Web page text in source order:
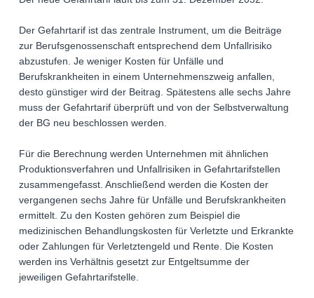
Der Gefahrtarif ist das zentrale Instrument, um die Beiträge
zur Berufsgenossenschaft entsprechend dem Unfallrisiko
abzustufen. Je weniger Kosten für Unfälle und
Berufskrankheiten in einem Unternehmenszweig anfallen,
desto günstiger wird der Beitrag. Spätestens alle sechs Jahre
muss der Gefahrtarif überprüft und von der Selbstverwaltung
der BG neu beschlossen werden.
Für die Berechnung werden Unternehmen mit ähnlichen
Produktionsverfahren und Unfallrisiken in Gefahrtarifstellen
zusammengefasst. Anschließend werden die Kosten der
vergangenen sechs Jahre für Unfälle und Berufskrankheiten
ermittelt. Zu den Kosten gehören zum Beispiel die
medizinischen Behandlungskosten für Verletzte und Erkrankte
oder Zahlungen für Verletztengeld und Rente. Die Kosten
werden ins Verhältnis gesetzt zur Entgeltsumme der
jeweiligen Gefahrtarifstelle.